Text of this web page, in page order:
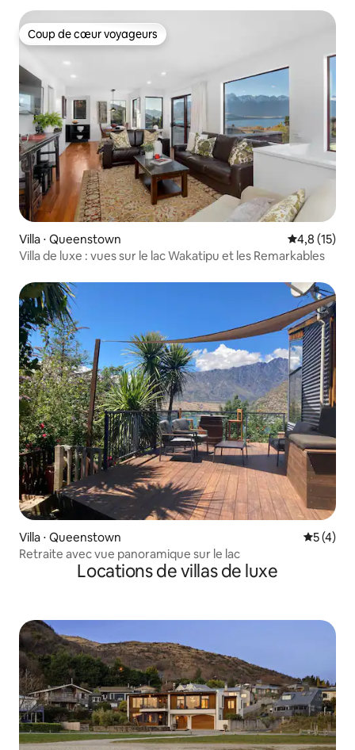
Coup de cœur voyageurs
Coup de cœur voyageurs
Villa ⋅ Queenstown Évaluation
4,8 (15)
Villa de luxe : vues sur le lac Wakatipu et les Remarkables
Villa ⋅ Queenstown
5 (4)
Retraite avec vue panoramique sur le lac
Locations de villas de luxe